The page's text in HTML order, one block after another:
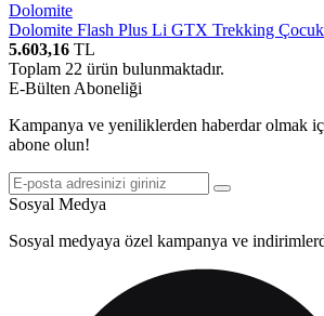
Dolomite
Dolomite Flash Plus Li GTX Trekking
5.603,16 TL
Toplam 22 ürün bulunmaktadır.
E-Bülten Aboneliği
Kampanya ve yeniliklerden haberdar olmak
abone olun!
Sosyal Medya
Sosyal medyaya özel kampanya ve